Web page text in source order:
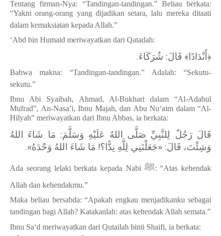
Tentang firman-Nya: “Tandingan-tandingan.” Beliau berkata:
“Yakni orang-orang yang dijadikan setara, lalu mereka ditaati
dalam kemaksiatan kepada Allah.”
‘Abd bin Humaid meriwayatkan dari Qatadah:
﴿أَنْدَادًا﴾ قَالَ: شُرَكَاءَ.
Bahwa makna: “Tandingan-tandingan.” Adalah: “Sekutu-
sekutu.”
Ibnu Abi Syaibah, Ahmad, Al-Bukhari dalam “Al-Adabul
Mufrad”, An-Nasa’i, Ibnu Majah, dan Abu Nu‘aim dalam “Al-
Hilyah” meriwayatkan dari Ibnu Abbas, ia berkata:
قَالَ رَجُلٌ لِلنَّبِيِّ صَلَّى اللهُ عَلَيْهِ وَسَلَّمَ: مَا شَاءَ اللهُ
وَشِئْتَ، قَالَ: «جَعَلْتَنِي لِلَّهِ نِدًّا؟! مَا شَاءَ اللهُ وَحْدَهُ».
Ada seorang lelaki berkata kepada Nabi ﷺ: “Atas kehendak
Allah dan kehendakmu.”
Maka beliau bersabda: “Apakah engkau menjadikanku sebagai
tandingan bagi Allah? Katakanlah: atas kehendak Allah semata.”
Ibnu Sa‘d meriwayatkan dari Qutailah binti Shaifi, ia berkata: